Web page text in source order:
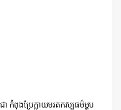
ា កំពុងប្រែក្លាយមរតកវប្បធម៌ម្ហូប